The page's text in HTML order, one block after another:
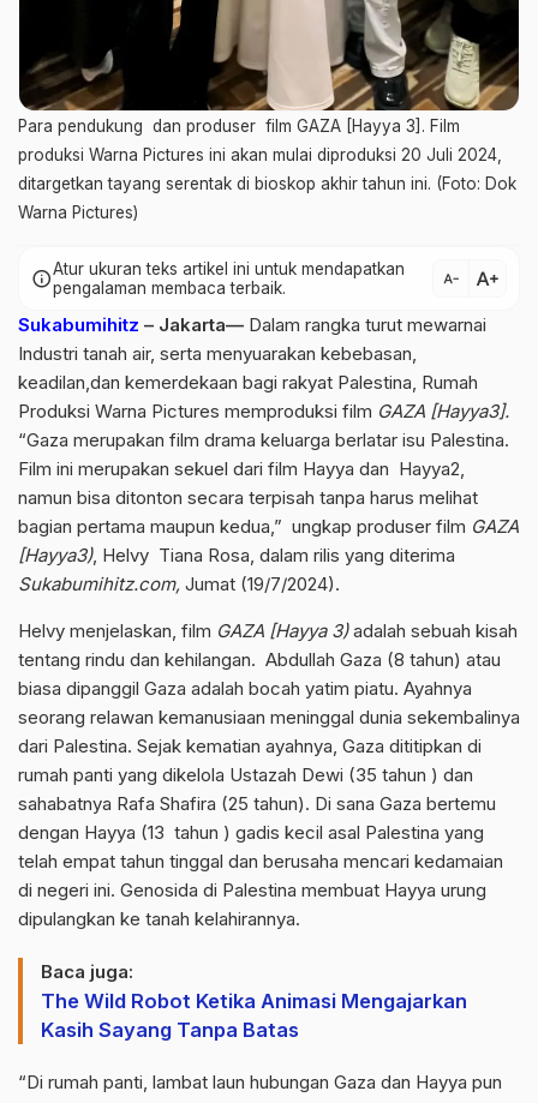
Para pendukung dan produser film GAZA [Hayya 3]. Film
produksi Warna Pictures ini akan mulai diproduksi 20 Juli 2024,
ditargetkan tayang serentak di bioskop akhir tahun ini. (Foto: Dok
Warna Pictures)
infoAtur ukuran teks artikel ini untuk mendapatkan
pengalaman membaca terbaik.
text_decrease text_increase
Sukabumihitz – Jakarta— Dalam rangka turut mewarnai
Industri tanah air, serta menyuarakan kebebasan,
keadilan,dan kemerdekaan bagi rakyat Palestina, Rumah
Produksi Warna Pictures memproduksi film GAZA [Hayya3].
“Gaza merupakan film drama keluarga berlatar isu Palestina.
Film ini merupakan sekuel dari film Hayya dan Hayya2,
namun bisa ditonton secara terpisah tanpa harus melihat
bagian pertama maupun kedua,” ungkap produser film GAZA
[Hayya3), Helvy Tiana Rosa, dalam rilis yang diterima
Sukabumihitz.com, Jumat (19/7/2024).
Helvy menjelaskan, film GAZA [Hayya 3)adalah sebuah kisah
tentang rindu dan kehilangan. Abdullah Gaza (8 tahun) atau
biasa dipanggil Gaza adalah bocah yatim piatu. Ayahnya
seorang relawan kemanusiaan meninggal dunia sekembalinya
dari Palestina. Sejak kematian ayahnya, Gaza dititipkan di
rumah panti yang dikelola Ustazah Dewi (35 tahun ) dan
sahabatnya Rafa Shafira (25 tahun). Di sana Gaza bertemu
dengan Hayya (13 tahun ) gadis kecil asal Palestina yang
telah empat tahun tinggal dan berusaha mencari kedamaian
di negeri ini. Genosida di Palestina membuat Hayya urung
dipulangkan ke tanah kelahirannya.
Baca juga:
The Wild Robot Ketika Animasi Mengajarkan
Kasih Sayang Tanpa Batas
“Di rumah panti, lambat laun hubungan Gaza dan Hayya pun